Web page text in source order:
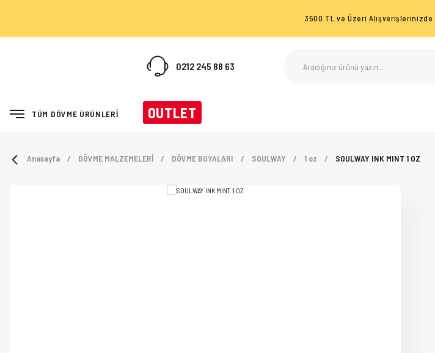
3500 TL ve Üzeri Alışverişlerinizde
0212 245 88 63
TÜM DÖVME ÜRÜNLERİ OUTLET
Anasayfa DÖVME MALZEMELERİ DÖVME BOYALARI SOULWAY 1 oz SOULWAY INK MINT 1 OZ